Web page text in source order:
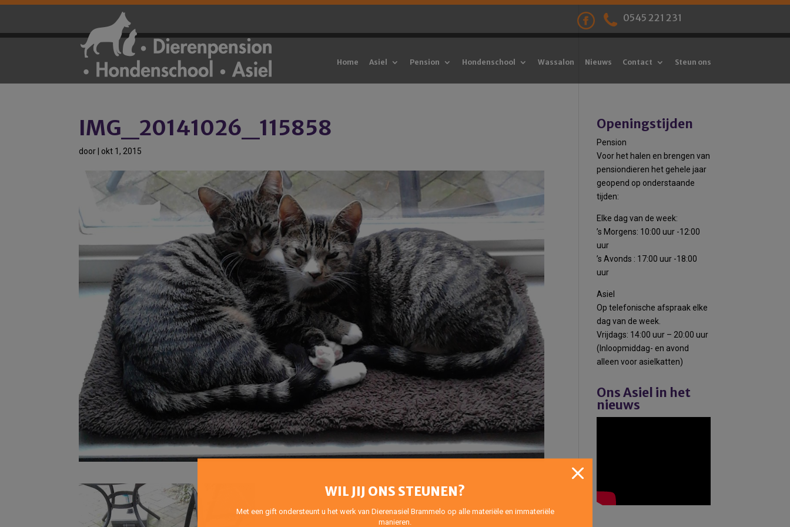
0545 221 231
Home Asiel Pension Hondenschool Wassalon Nieuws Contact Steun ons
IMG_20141026_115858
door okt 1, 2015
Openingstijden
Pension
Voor het halen en brengen van
pensiondieren het gehele jaar
geopend op onderstaande
tijden:
Elke dag van de week:
’s Morgens: 10:00 uur -12:00
uur
’s Avonds : 17:00 uur -18:00
uur
Asiel
Op telefonische afspraak elke
dag van de week.
Vrijdags: 14:00 uur – 20:00 uur
(Inloopmiddag- en avond
alleen voor asielkatten)
Ons Asiel in het
nieuws
WIL JIJ ONS STEUNEN?
Met een gift ondersteunt u het werk van Dierenasiel Brammelo op alle materiële en immateriële
manieren.